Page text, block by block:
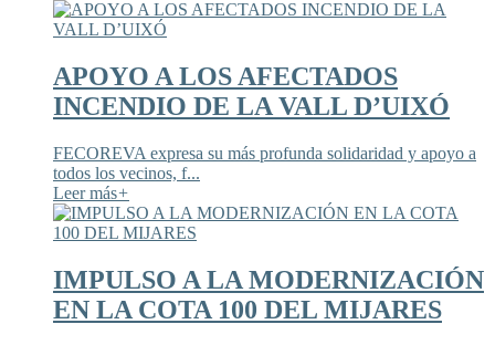
APOYO A LOS AFECTADOS
INCENDIO DE LA VALL D’UIXÓ
FECOREVA expresa su más profunda solidaridad y apoyo a
todos los vecinos, f...
Leer más+
IMPULSO A LA MODERNIZACIÓN
EN LA COTA 100 DEL MIJARES